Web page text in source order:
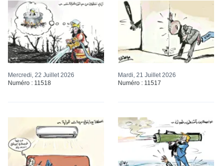
Mercredi, 22 Juillet 2026
Numéro : 11518
Mardi, 21 Juillet 2026
Numéro : 11517